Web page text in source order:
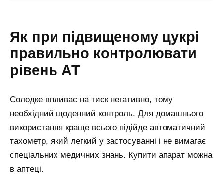
Як при підвищеному цукрі
правильно контролювати
рівень АТ
Солодке впливає на тиск негативно, тому
необхідний щоденний контроль. Для домашнього
використання краще всього підійде автоматичний
тахометр, який легкий у застосуванні і не вимагає
спеціальних медичних знань. Купити апарат можна
в аптеці.